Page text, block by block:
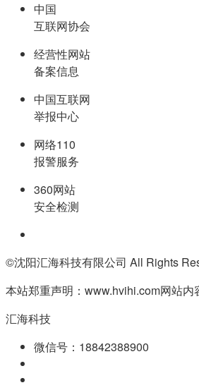
中国
互联网协会
经营性网站
备案信息
中国互联网
举报中心
网络110
报警服务
360网站
安全检测
汇海科技
微信号：18842388900